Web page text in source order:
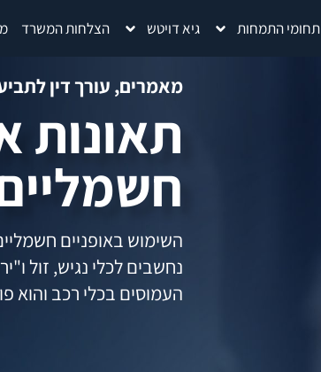
תחומי התמחות גיא דויטש הצלחות המשרד
מאמרים, עורך דין
תאונות
השימוש באופניים
נחשבים לכלי נגיש, זול
העמוסים בכלי רכב והוא